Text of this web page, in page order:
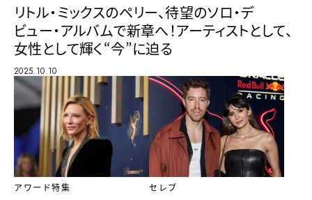
リトル・ミックスのペリー、待望のソロ・デ
ビュー・アルバムで新章へ！アーティストとして、
女性として輝く“今”に迫る
2025.10.10
アワード特集 セレブ